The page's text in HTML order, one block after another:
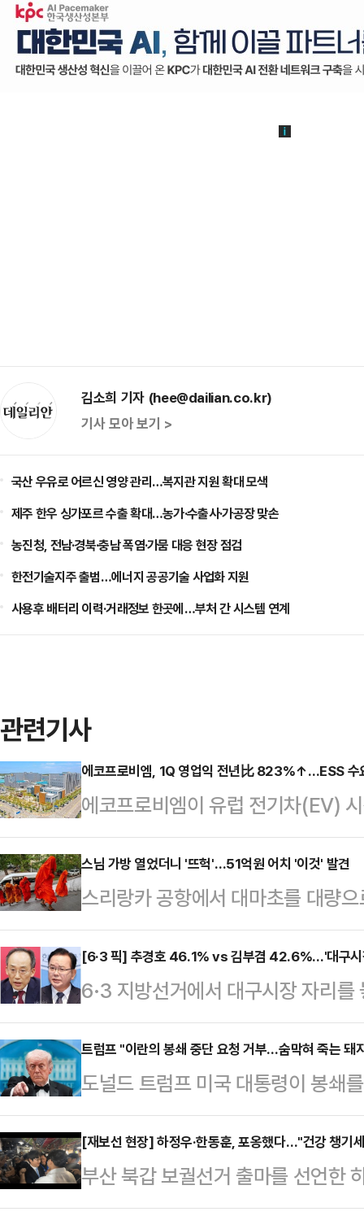
김소희 기자 (hee@dailian.co.kr)
기사 모아 보기 >
국산 우유로 어르신 영양 관리…복지관 지원 확대 모색
제주 한우 싱가포르 수출 확대…농가·수출사·가공장 맞손
농진청, 전남·경북·충남 폭염·가뭄 대응 현장 점검
한전기술지주 출범…에너지 공공기술 사업화 지원
사용후 배터리 이력·거래정보 한곳에…부처 간 시스템 연계
관련기사
에코프로비엠, 1Q 영업익 전년比 823%↑…ESS 수
에코프로비엠이 유럽 전기차(EV)
따른 에너지저장장치(ESS) 수요
유지하며 실적 개선 흐름을 이어갔
6054억원, 영업이익 209억원을
년 동기와 비교해 3.9% 감소했으
다. 1분기 당기순이익은 122억원
적 개선은 유럽 EV 시장을 중심으
인…
스님 가방 열었더니 '뜨헉'…51억원 어치 '이것' 발견
스리랑카 공항에서 대마초를 대량
발됐다.27일(현지시간) BBC 등 외
고 스리랑카 수도 콜롬보로 돌아온
포됐다.이들의 가방에서는 총 110
약 350만달러, 한화로 약 51억
제공항에서 적발된 대마초 밀반입
다.승려들은 각각 약 5㎏씩 대마초
리어 내부를 …
[6·3 픽] 추경호 46.1% vs 김부겸 42.6%…'대구시
6·3 지방선거에서 대구시장 자리
의힘 후보와 김부겸 더불어민주당
으로 나타났다.매일신문이 한길리
호) ARS 100%로 대구시장 지지
46.1%로 42.6%인 김부겸 민주당
다. 두 후보간 격차는 오차범위 내
의 지지를 얻었고 '없다'와 '잘 모
으…
트럼프 "이란의 봉쇄 중단 요청 거부…숨막혀 죽는 돼
도널드 트럼프 미국 대통령이 봉쇄
고 거듭 밝혔다.미 인터넷매체 악
지시간) 인터뷰에서 “이란 봉쇄가
혀 죽어가는 돼지다. 그들의 상황
면서 “이란은 사태 진정을 원하고
[재보선 현장] 하정우·한동훈, 포옹했다…"건강 챙기
부산 북갑 보궐선거 출마를 선언한
훈 전 국민의힘 대표가 29일 부산